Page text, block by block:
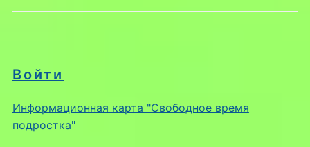
Войти
Информационная карта "Свободное время
подростка"